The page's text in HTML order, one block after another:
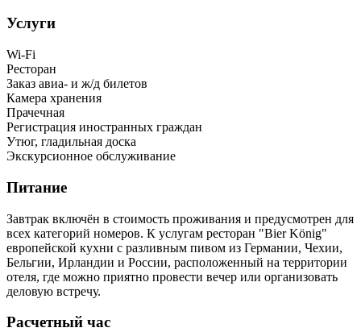
Услуги
Wi-Fi
Ресторан
Заказ авиа- и ж/д билетов
Камера хранения
Прачечная
Регистрация иностранных граждан
Утюг, гладильная доска
Экскурсионное обслуживание
Питание
Завтрак включён в стоимость проживания и предусмотрен для
всех категорий номеров. К услугам ресторан "Bier König"
европейской кухни с разливным пивом из Германии, Чехии,
Бельгии, Ирландии и России, расположенный на территории
отеля, где можно приятно провести вечер или организовать
деловую встречу.
Расчетный час